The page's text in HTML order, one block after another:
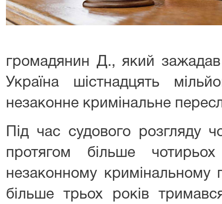
громадянин Д., який
Україна шістнадцять
незаконне кримінальне
Під час судового розгляду
протягом більше
незаконному кримінальному
більше трьох років